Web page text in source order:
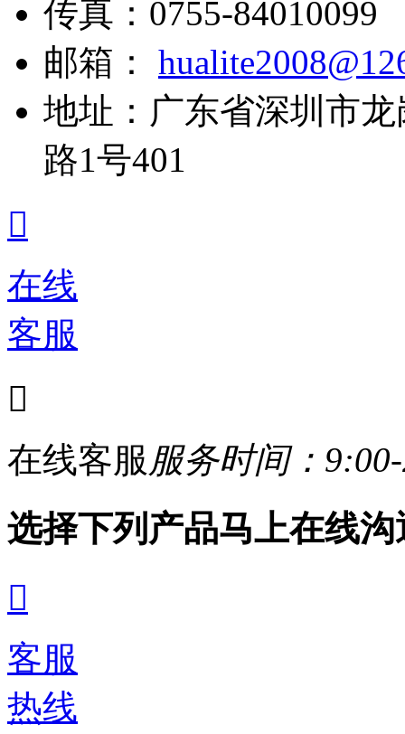
传真： 0755-84010099
邮箱：
地址： 广东省深圳市
路1号401

在线
客服

在线客服服务时间：
选择下列产品马上在线沟

客服
热线